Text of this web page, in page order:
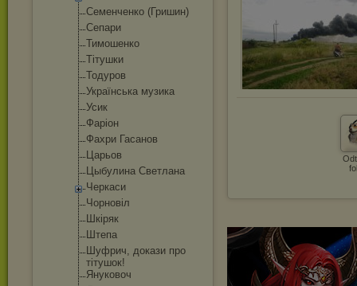
Семенченко (Гришин)
Сепари
Тимошенко
Тітушки
Тодуров
Українська музика
Усик
Фаріон
Фахри Гасанов
Царьов
Цыбулина Светлана
Черкаси
Чорновіл
Шкіряк
Штепа
Шуфрич, докази про
тітушок!
Януковоч